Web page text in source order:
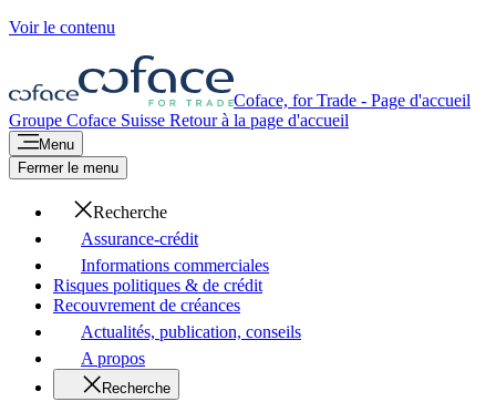
Voir le contenu
Coface, for Trade - Page d'accueil
Groupe Coface Suisse Retour à la page d'accueil
Menu
Fermer le menu
Recherche
Assurance-crédit
Informations commerciales
Risques politiques & de crédit
Recouvrement de créances
Actualités, publication, conseils
A propos
Recherche